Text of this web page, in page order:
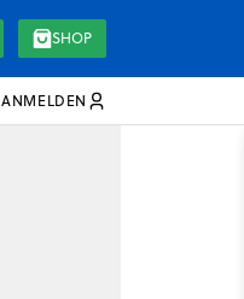
SHOP
ANMELDEN